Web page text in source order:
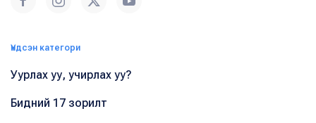
Үндсэн категори
Уурлах уу, учирлах уу?
Бидний 17 зорилт